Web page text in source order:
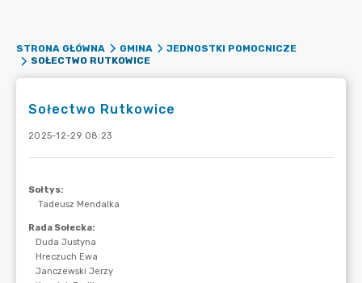
STRONA GŁÓWNA GMINA
JEDNOSTKI POMOCNICZE
SOŁECTWO RUTKOWICE
Sołectwo Rutkowice
2025-12-29 08:23